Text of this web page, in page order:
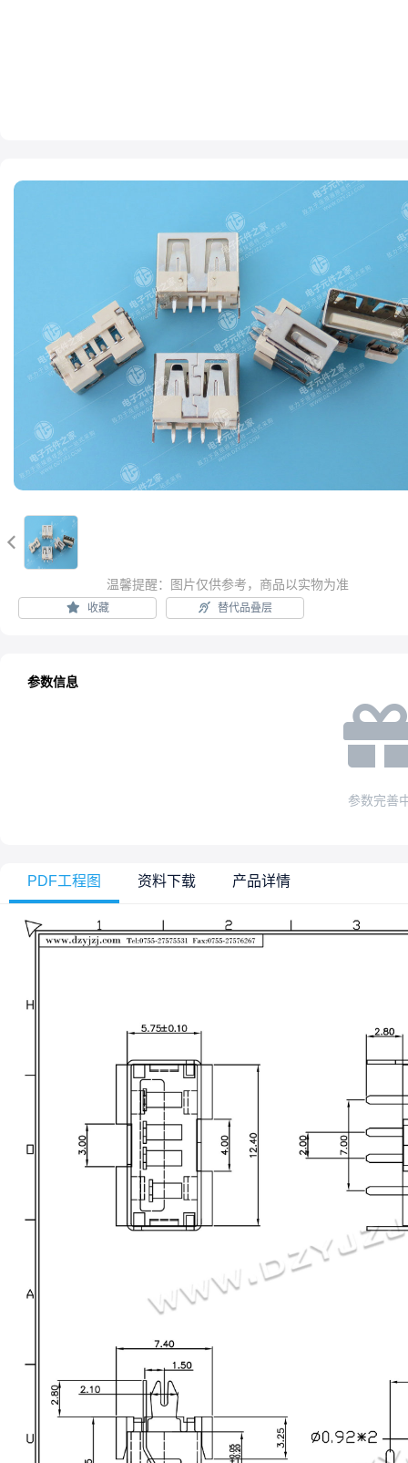

温馨提醒：图片仅供参考，商品以实物为准
收藏 替代品叠层
参数信息
参数完善
PDF工程图 资料下载 产品详情